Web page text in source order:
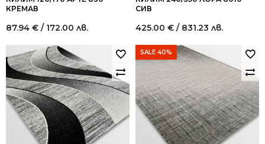
КРЕМАВ
87.94 € / 172.00 лв.
СИВ
425.00 € / 831.23 лв.
SALE 40%